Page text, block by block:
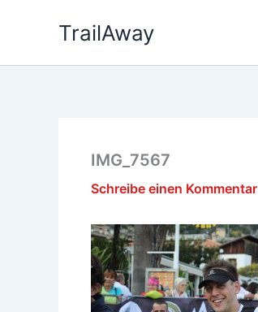
TrailAway
IMG_7567
Schreibe einen Kommentar